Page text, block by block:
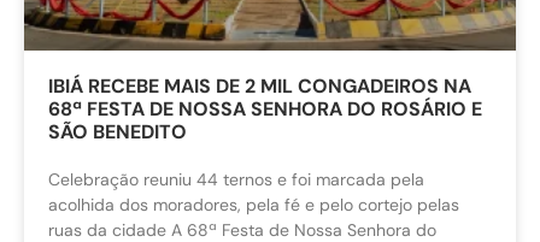
IBIÁ RECEBE MAIS DE 2 MIL CONGADEIROS NA
68ª FESTA DE NOSSA SENHORA DO ROSÁRIO E
SÃO BENEDITO
Celebração reuniu 44 ternos e foi marcada pela
acolhida dos moradores, pela fé e pelo cortejo pelas
ruas da cidade A 68ª Festa de Nossa Senhora do